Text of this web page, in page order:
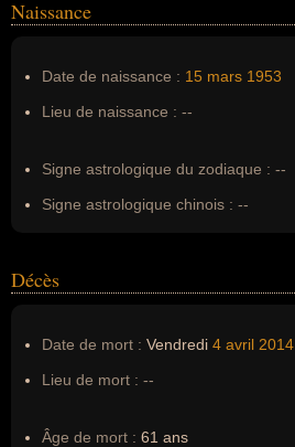
Nom de famille :Iala
Naissance
Date de naissance : 15 mars 1953
Lieu de naissance : --
Signe astrologique du zodiaque : --
Signe astrologique chinois : --
Décès
Date de mort : Vendredi 4 avril 2014
Lieu de mort : --
Âge de mort : 61 ans